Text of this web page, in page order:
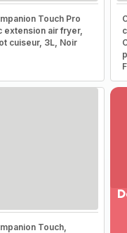
Touch Pro
extension air fryer,
cuiseur, 3L, Noir
Touch,